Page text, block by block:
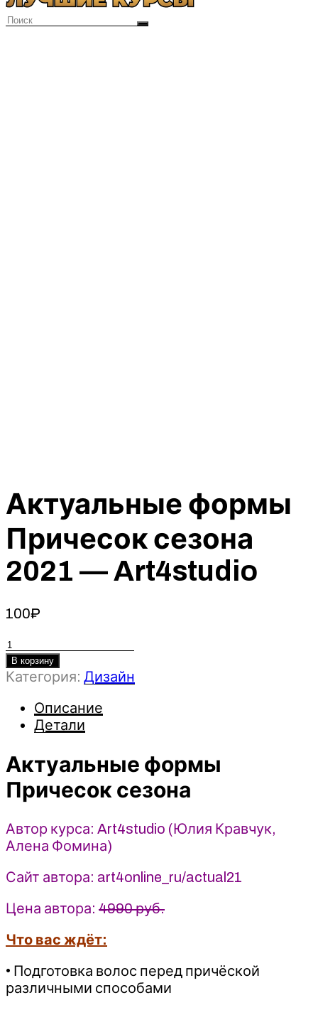
Актуальные формы
Причесок сезона
2021 — Art4studio
100₽
Количество
товара
Актуальные
Причесок
сезона
-
Art4studio
В корзину
Категория: Дизайн
Описание
Детали
Актуальные формы
Причесок сезона
Автор курса: Art4studio (Юлия Кравчук,
Алена Фомина)
Сайт автора: art4online_ru/actual21
Цена автора: 4990 руб.
Что вас ждёт:
• Подготовка волос перед причёской
различными способами